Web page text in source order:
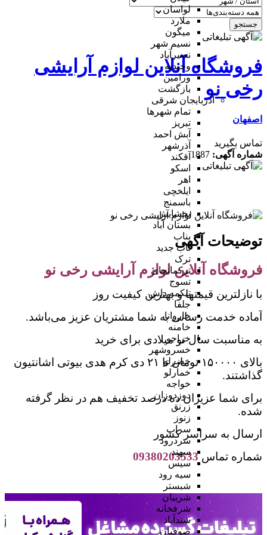
لواسان
ملارد
میگون
نسیم شهر
نصیرآباد
وحیدیه
ورامین
بازگشت
آذربایجان شرقی
تمام شهر‌ها
تبریز
آبش احمد
آذرشهر
آقکند
اسکو
اهر
ایلخچی
باسمنج
بخشایش
بستان آباد
بناب
ناب جدید
ترک
ترکمانچای
تسوج
تیکمه داش
جلفا
خاروانا
خامنه
خراجو
خسروشهر
خضرلو
خمارلو
خواجه
دوزدوزان
زرنق
زنوز
سراب
سردرود
سهند
سیس
سیه رود
شبستر
شربیان
شرفخانه
شندآباد
صوفیان
جستجو
فروشگاه آنلاین لوازم آرایشی
رخی نو
اصفهان
تماس بگیرید
شماره آگهی: 1887
توضیحات آگهی
فروشگاه آنلاین لوازم آرایشی رخی نو
با نازلترین قیمتها و بهترین کیفیت روز
آماده خدمت رسانی به شما مشتریان عزیز می‌باشد.
به مناسبت سال نو میلادی برای خرید
بالای ۱۵۰۰۰۰ تومان تا ۲۱ دی کرم هدی بیوتی اشانتیون
گذاشتند.
برای شما عزیزان ده درصد تخفیف هم در نظر گرفته
شده‌.
ارسال به سراسر کشور
شماره تماس09380203533